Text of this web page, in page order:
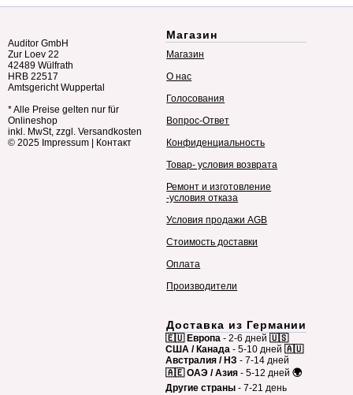
Auditor GmbH
Zur Loev 22
42489 Wülfrath
HRB 22517
Amtsgericht Wuppertal
* Alle Preise gelten nur für
Onlineshop
inkl. MwSt, zzgl. Versandkosten
© 2025 Impressum Контакт
Магазин
Магазин
О нас
Голосования
Вопрос-Ответ
Конфиденциальность
Товар- условия возврата
Ремонт и изготовление
-условия отказа
Условия продажи AGB
Стоимость доставки
Оплата
Производители
Доставка из Германии
🇪🇺 Европа - 2-6 дней 🇺🇸
США / Канада - 5-10 дней 🇦🇺
Австралия / НЗ - 7-14 дней
🇦🇪 ОАЭ / Азия - 5-12 дней 🌍
Другие страны - 7-21 день